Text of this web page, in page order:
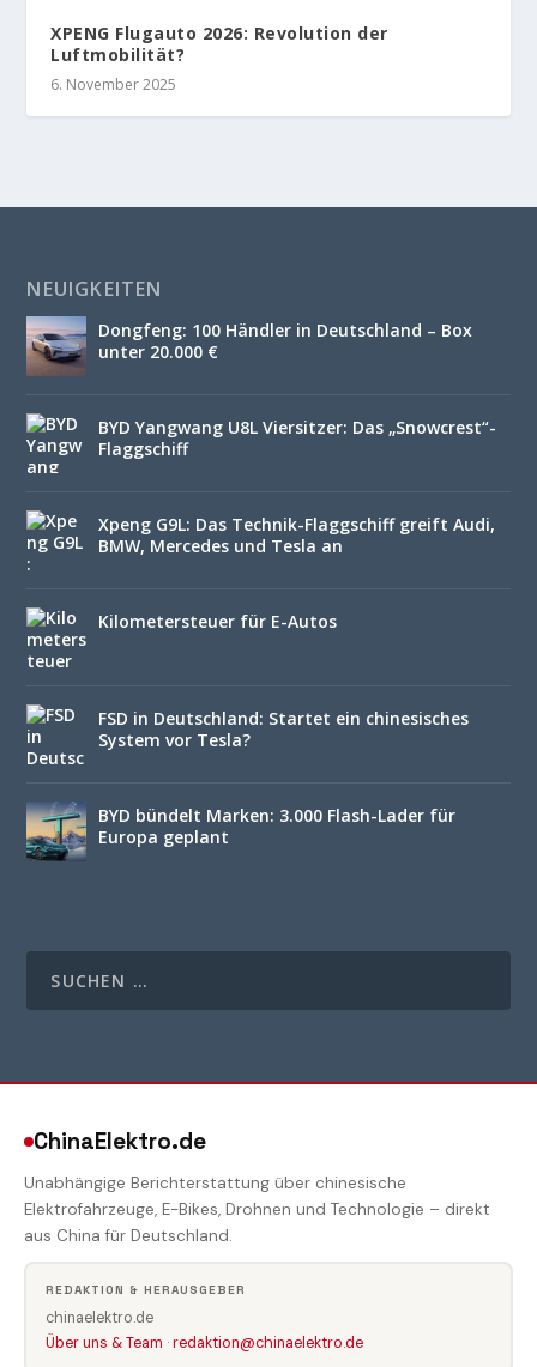
XPENG Flugauto 2026: Revolution der
Luftmobilität?
6. November 2025
NEUIGKEITEN
Dongfeng: 100 Händler in Deutschland – Box
unter 20.000 €
BYD Yangwang U8L Viersitzer: Das „Snowcrest“-
Flaggschiff
Xpeng G9L: Das Technik-Flaggschiff greift Audi,
BMW, Mercedes und Tesla an
Kilometersteuer für E-Autos
FSD in Deutschland: Startet ein chinesisches
System vor Tesla?
BYD bündelt Marken: 3.000 Flash-Lader für
Europa geplant
ChinaElektro.de
Unabhängige Berichterstattung über chinesische
Elektrofahrzeuge, E-Bikes, Drohnen und Technologie – direkt
aus China für Deutschland.
REDAKTION & HERAUSGEBER
chinaelektro.de
Über uns & Team ·redaktion@chinaelektro.de